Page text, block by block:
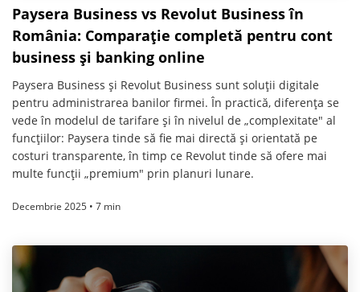
Paysera Business vs Revolut Business în
România: Comparație completă pentru cont
business și banking online
Paysera Business și Revolut Business sunt soluții digitale
pentru administrarea banilor firmei. În practică, diferența se
vede în modelul de tarifare și în nivelul de „complexitate" al
funcțiilor: Paysera tinde să fie mai directă și orientată pe
costuri transparente, în timp ce Revolut tinde să ofere mai
multe funcții „premium" prin planuri lunare.
Decembrie 2025 • 7 min